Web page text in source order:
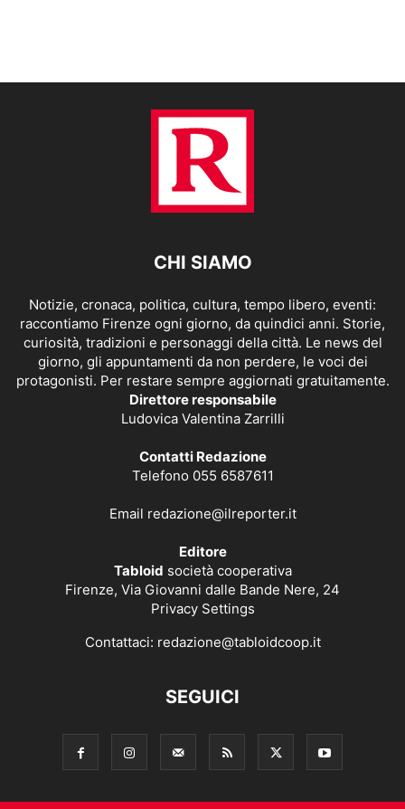
CHI SIAMO
Notizie, cronaca, politica, cultura, tempo libero, eventi:
raccontiamo Firenze ogni giorno, da quindici anni. Storie,
curiosità, tradizioni e personaggi della città. Le news del
giorno, gli appuntamenti da non perdere, le voci dei
protagonisti. Per restare sempre aggiornati gratuitamente.
Direttore responsabile
Ludovica Valentina Zarrilli
Contatti Redazione
Telefono 055 6587611
Email redazione@ilreporter.it
Editore
Tabloid società cooperativa
Firenze, Via Giovanni dalle Bande Nere, 24
Privacy Settings
Contattaci: redazione@tabloidcoop.it
SEGUICI